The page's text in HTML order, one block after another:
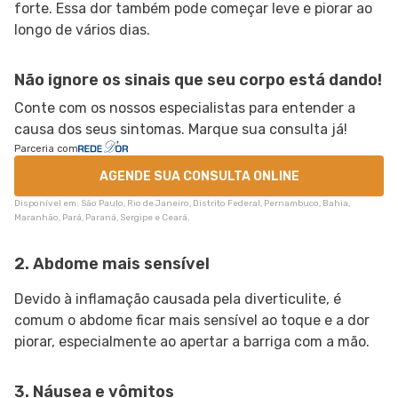
forte. Essa dor também pode começar leve e piorar ao
longo de vários dias.
Não ignore os sinais que seu corpo está dando!
Conte com os nossos especialistas para entender a
causa dos seus sintomas. Marque sua consulta já!
Parceria com
AGENDE SUA CONSULTA ONLINE
Disponível em: São Paulo, Rio de Janeiro, Distrito Federal, Pernambuco, Bahia,
Maranhão, Pará, Paraná, Sergipe e Ceará.
2. Abdome mais sensível
Devido à inflamação causada pela diverticulite, é
comum o abdome ficar mais sensível ao toque e a dor
piorar, especialmente ao apertar a barriga com a mão.
3. Náusea e vômitos